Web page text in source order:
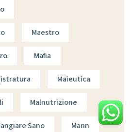
Maestro
Mafia
Maieutica
Malnutrizione
Sano Mann